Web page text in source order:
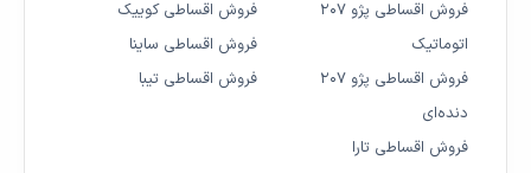
فروش اقساطی پژو ۲۰۷
اتوماتیک
فروش اقساطی پژو ۲۰۷
دنده‌ای
فروش اقساطی تارا
فروش اقساطی کوییک
فروش اقساطی ساینا
فروش اقساطی تیبا